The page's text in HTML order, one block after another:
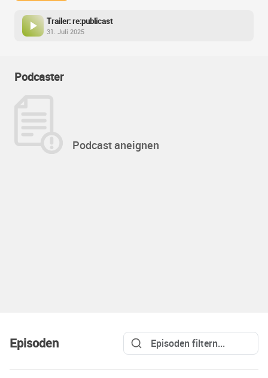
Trailer: re:publicast
31. Juli 2025
Podcaster
Podcast aneignen
Episoden